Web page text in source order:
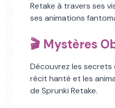
Retake à travers ses
ses animations
🎬 Mystères
Découvrez les
récit hanté et les
de Sprunki Retake.